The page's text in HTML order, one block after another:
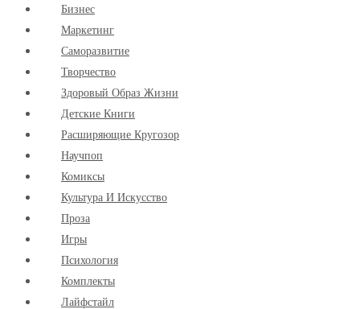
Бизнес
Маркетинг
Cаморазвитие
Творчество
Здоровый Образ Жизни
Детские Книги
Расширяющие Кругозор
Научпоп
Комиксы
Культура И Искусство
Проза
Игры
Психология
Комплекты
Лайфстайл